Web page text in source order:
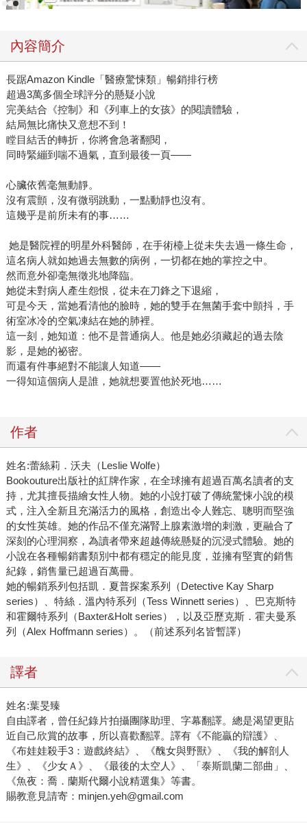
內容簡介
長踞Amazon Kindle「醫療驚悚類」暢銷排行榜
超過3萬多個全球評分的懸疑小說
完美結合《控制》和《列車上的女孩》的閱讀體驗，
結局無比痛快又意想不到！
瞠目結舌的轉折，你將會急著翻閱，
同時緊繃到喘不過氣，直到最後一頁——
心臟依舊毫無動靜。
沒有震顫，沒有微弱跳動，一點動靜也沒有。
這幾乎是前所未有的事……
她是醫院裡的明星外科醫師，在手術檯上從未失去過一條生命，
這名病人就如她過去無數的病例，一切都在她的掌控之中。
然而意外卻毫無徵兆地降臨。
她從未對病人產生怨恨，從未在刀鋒之下退縮，
可是今天，當她看清他的臉時，她的雙手在無菌手套中顫抖，手
術室冰冷的空氣凍結在她的肺裡。
這一刻，她知道：他不是普通病人。他是她必須藏起的過去陰
影，是她的祕密。
而還有件事絕對不能讓人知道——
一得知這個病人是誰，她就想要置他於死地……
作者
姓名:蕾絲莉．沃夫（Leslie Wolfe）
Bookouture出版社的紅牌作家，在全球擁有超過百萬名讀者的支
持，尤其擅長描繪女性人物。她的小說打破了傳統驚悚小說的模
式，注入全新且充滿活力的風格，創造出令人難忘、聰明而堅強
的女性英雄。她的作品不僅充滿腎上腺素激增的刺激，更融合了
深刻的心理洞察，為讀者帶來超越傳統懸疑的沉浸式體驗。她的
小說在各種暢銷書類別中都有穩定的能見度，並擁有堅實的銷售
紀錄，銷售量已超過百萬冊。
她的暢銷系列包括凱．夏普探案系列（Detective Kay Sharp
series）、特絲．溫內特系列（Tess Winnett series）、巴克斯特
和霍爾特系列（Baxter&Holt series），以及亞歷克斯．霍夫曼系
列（Alex Hoffmann series）。（前述系列名皆暫譯）
譯者
姓名:葉旻臻
自由譯者，曾任紀錄片拍攝團隊助理、字幕翻譯。總是渴望更貼
近自己欣賞的故事，所以喜歡翻譯。譯有《不能贏的辯護》、
《布娃娃殺手3：遊戲終結》、《醜女與野獸》、《我的解剖人
生》、《少女Ａ》、《最後的太空人》、「泰斯凱蘭二部曲」、
《魚夜：喬．蘭斯代爾小說精選集》等書。
賜教意見請寄：minjen.yeh@gmail.com